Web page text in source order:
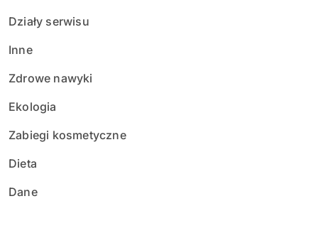
Działy serwisu
Inne
Zdrowe nawyki
Ekologia
Zabiegi kosmetyczne
Dieta
Dane